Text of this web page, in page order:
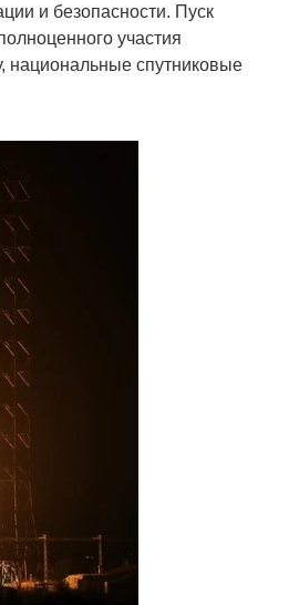
и безопасности. Пуск
участия
национальные спутниковые